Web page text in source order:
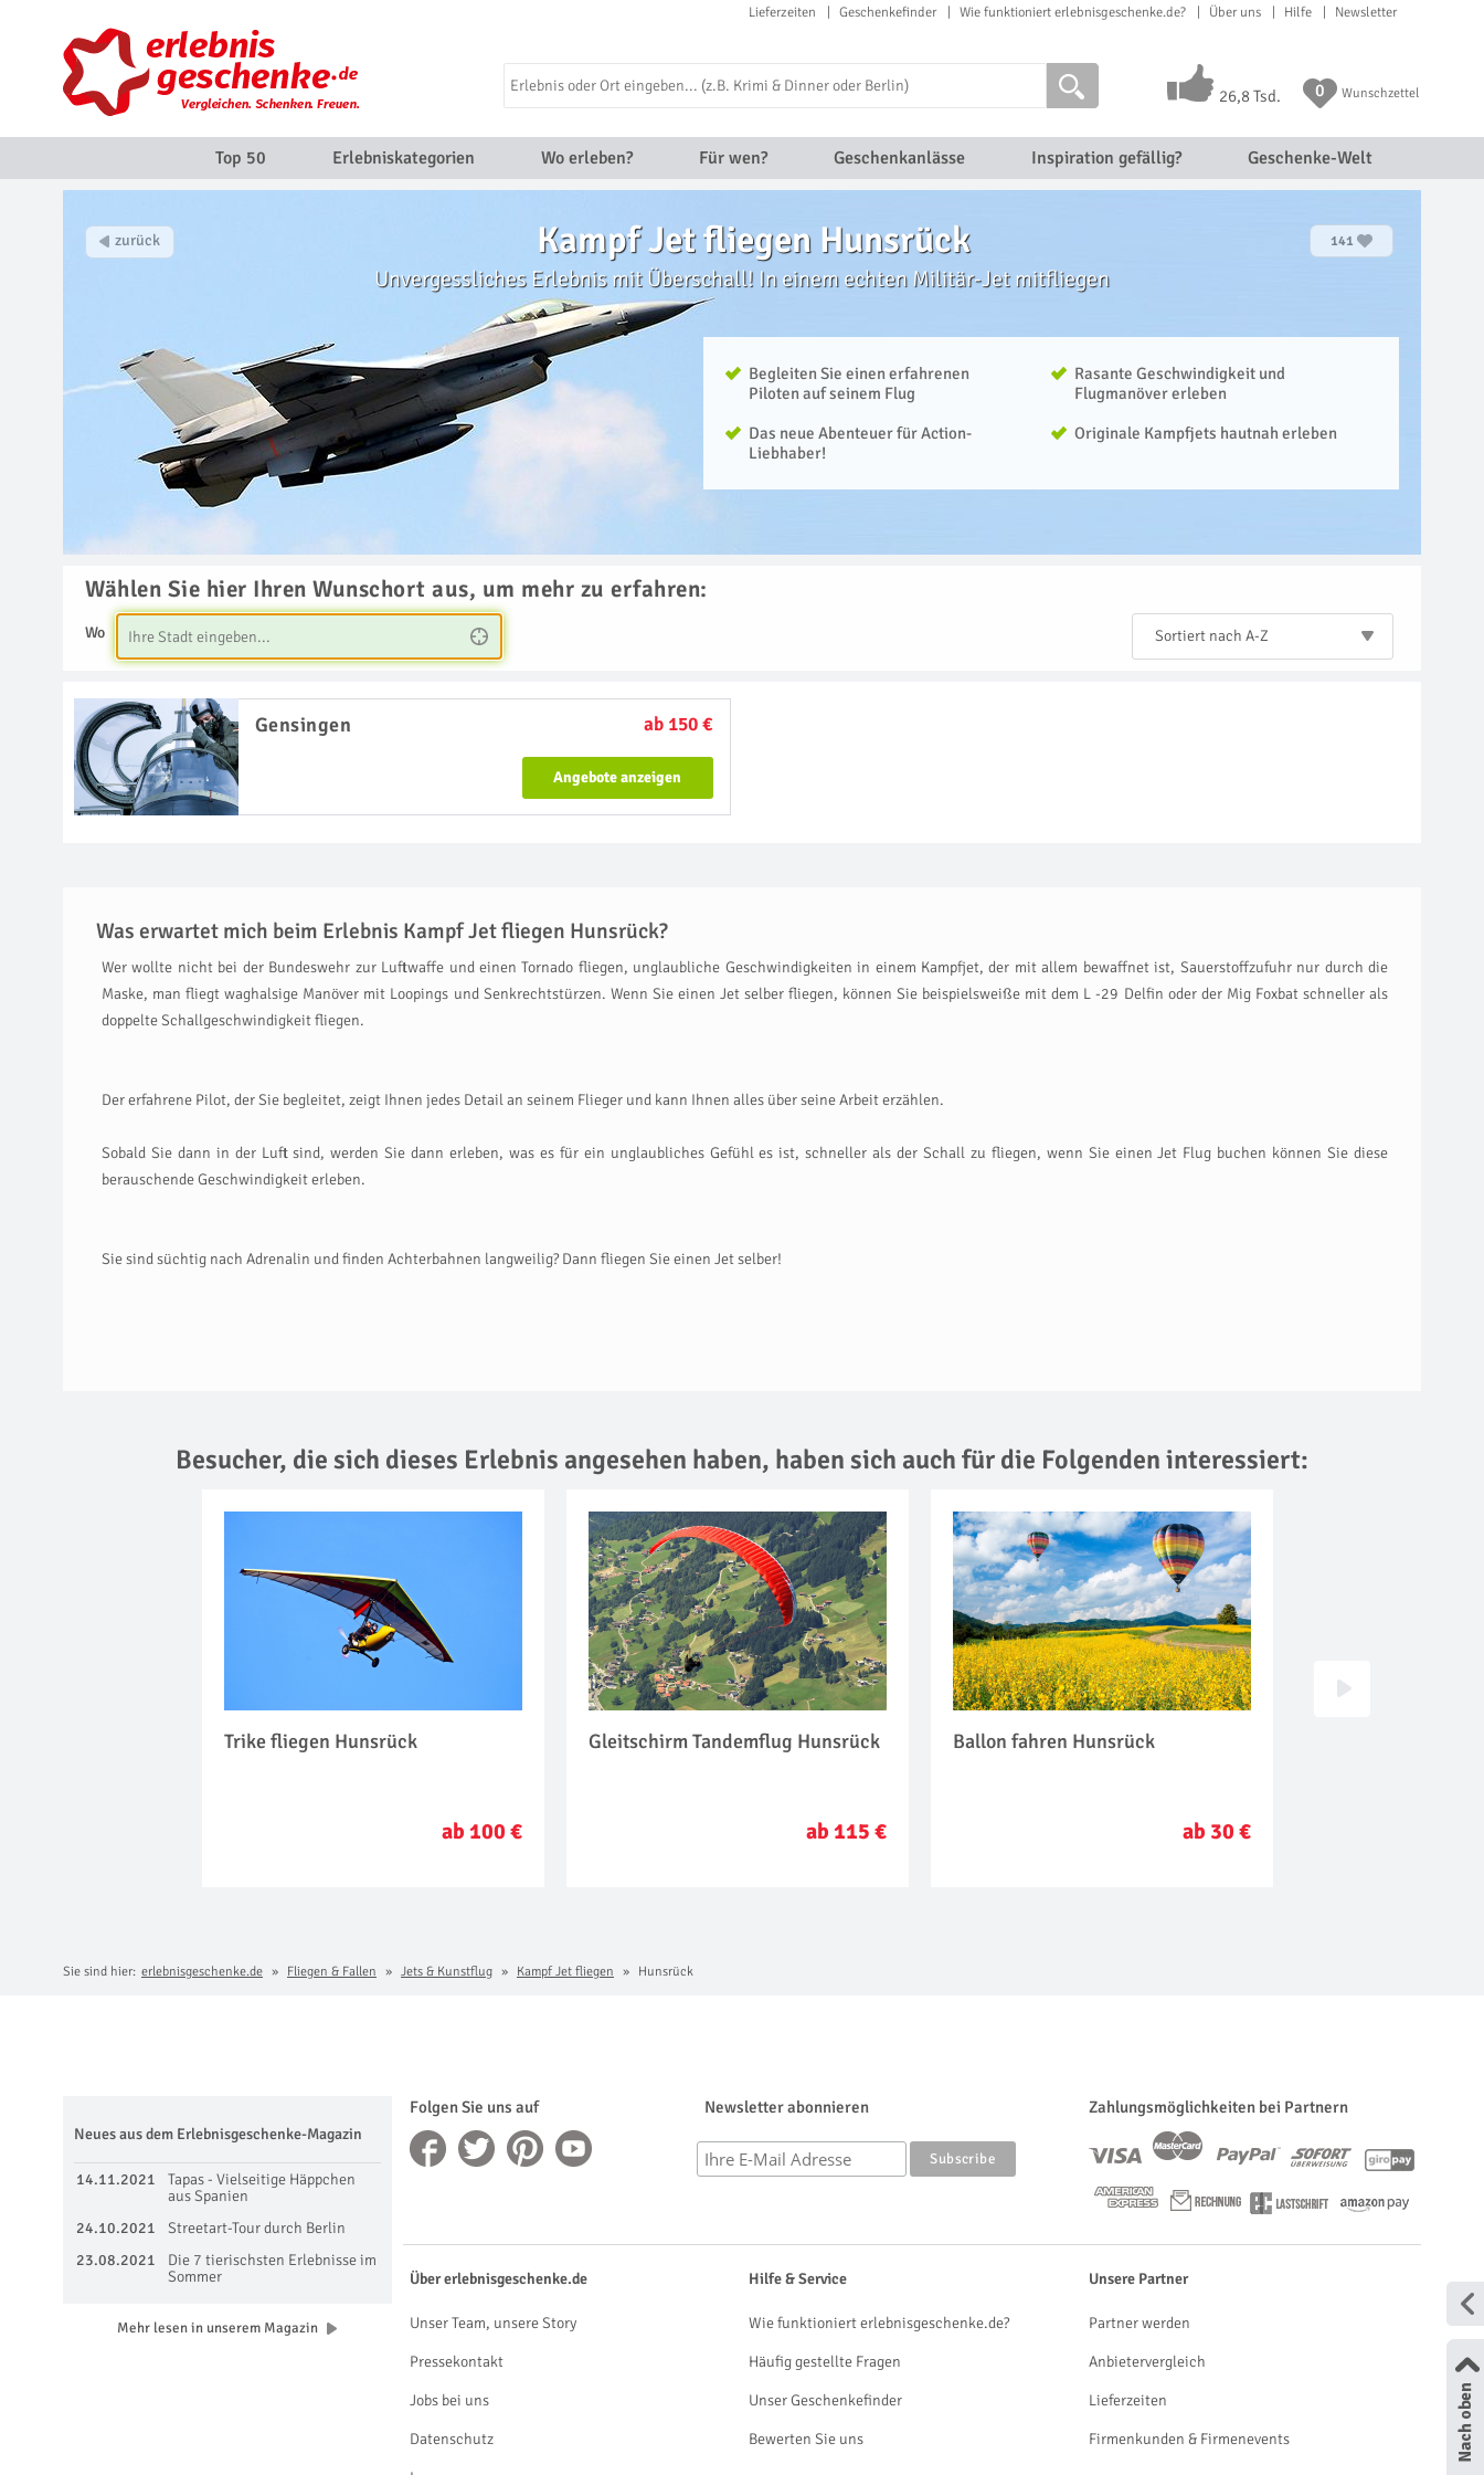
Lieferzeiten Geschenkefinder Wie funktioniert erlebnisgeschenke.de? Über uns Hilfe Newsletter
26,8 Tsd. 0 Wunschzettel
Top 50 Erlebniskategorien Wo erleben? Für wen? Geschenkanlässe Inspiration gefällig? Geschenke-Welt
Kampf Jet fliegen Hunsrück 141
Unvergessliches Erlebnis mit Überschall! In einem echten Militär-Jet mitfliegen
Begleiten Sie einen erfahrenen
Piloten auf seinem Flug
Rasante Geschwindigkeit und
Flugmanöver erleben
Das neue Abenteuer für Action-
Liebhaber!
Originale Kampfjets hautnah erleben
Wählen Sie hier Ihren Wunschort aus, um mehr zu erfahren:
Wo Sortiert nach A-Z
Gensingen ab 150 €
Angebote anzeigen
Was erwartet mich beim Erlebnis Kampf Jet fliegen Hunsrück?
Wer wollte nicht bei der Bundeswehr zur Luftwaffe und einen Tornado fliegen, unglaubliche Geschwindigkeiten in einem Kampfjet, der mit allem bewaffnet ist, Sauerstoffzufuhr nur durch die
Maske, man fliegt waghalsige Manöver mit Loopings und Senkrechtstürzen. Wenn Sie einen Jet selber fliegen, können Sie beispielsweiße mit dem L -29 Delfin oder der Mig Foxbat schneller als
doppelte Schallgeschwindigkeit fliegen.
Der erfahrene Pilot, der Sie begleitet, zeigt Ihnen jedes Detail an seinem Flieger und kann Ihnen alles über seine Arbeit erzählen.
Sobald Sie dann in der Luft sind, werden Sie dann erleben, was es für ein unglaubliches Gefühl es ist, schneller als der Schall zu fliegen, wenn Sie einen Jet Flug buchen können Sie diese
berauschende Geschwindigkeit erleben.
Sie sind süchtig nach Adrenalin und finden Achterbahnen langweilig? Dann fliegen Sie einen Jet selber!
Besucher, die sich dieses Erlebnis angesehen haben, haben sich auch für die Folgenden interessiert:
Trike fliegen Hunsrück
ab 100 €
Gleitschirm Tandemflug Hunsrück
ab 115 €
Ballon fahren Hunsrück
ab 30 €
Sie sind hier: erlebnisgeschenke.de Fliegen & Fallen Jets & Kunstflug Kampf Jet fliegen Hunsrück
Folgen Sie uns auf Newsletter abonnieren Zahlungsmöglichkeiten bei Partnern
Neues aus dem Erlebnisgeschenke-Magazin
14.11.2021
Tapas - Vielseitige Häppchen
aus Spanien
24.10.2021
Streetart-Tour durch Berlin
23.08.2021
Die 7 tierischsten Erlebnisse im
Sommer
Mehr lesen in unserem Magazin
Über erlebnisgeschenke.de
Unser Team, unsere Story
Pressekontakt
Jobs bei uns
Datenschutz
Hilfe & Service
Wie funktioniert erlebnisgeschenke.de?
Häufig gestellte Fragen
Unser Geschenkefinder
Bewerten Sie uns
Unsere Partner
Partner werden
Anbietervergleich
Lieferzeiten
Firmenkunden & Firmenevents